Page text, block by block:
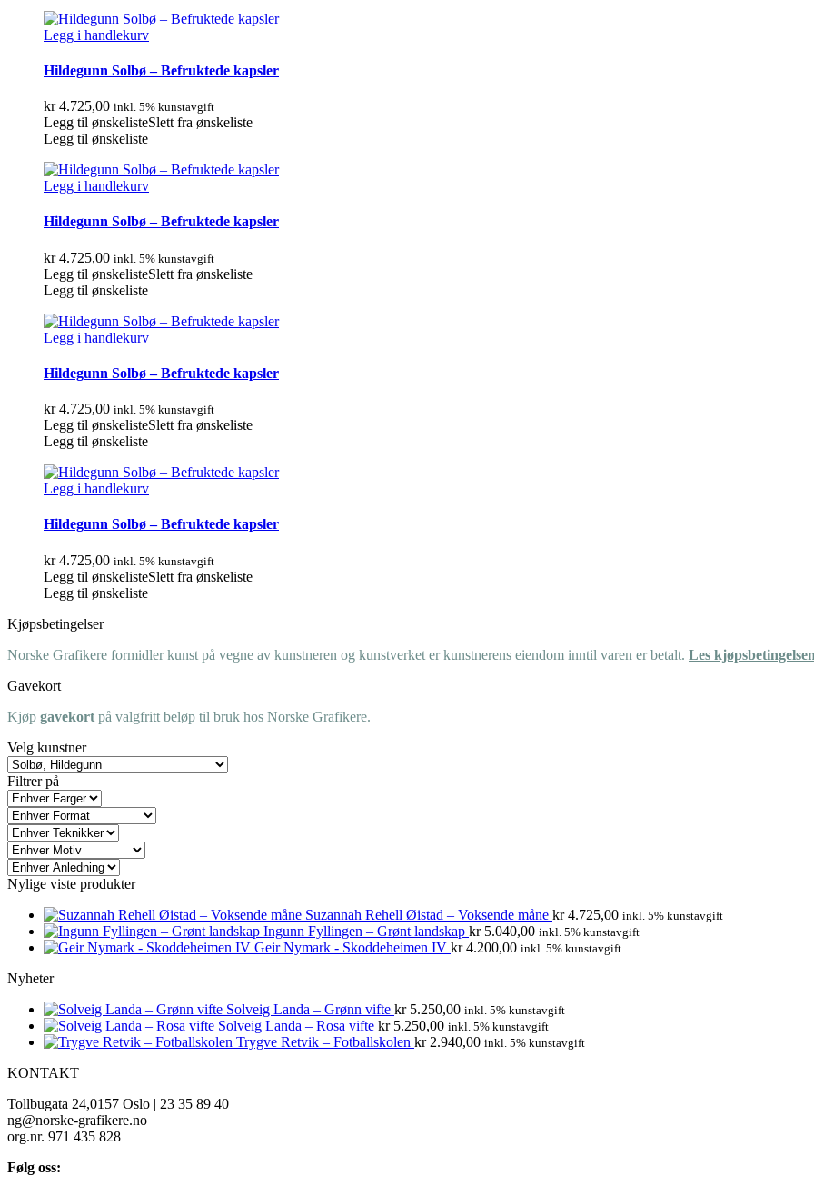
Legg i handlekurv
Hildegunn Solbø – Befruktede kapsler
kr4.725,00 inkl. 5% kunstavgift
Legg til ønskelisteSlett fra ønskeliste
Legg til ønskeliste
Legg i handlekurv
Hildegunn Solbø – Befruktede kapsler
kr4.725,00 inkl. 5% kunstavgift
Legg til ønskelisteSlett fra ønskeliste
Legg til ønskeliste
Legg i handlekurv
Hildegunn Solbø – Befruktede kapsler
kr4.725,00 inkl. 5% kunstavgift
Legg til ønskelisteSlett fra ønskeliste
Legg til ønskeliste
Legg i handlekurv
Hildegunn Solbø – Befruktede kapsler
kr4.725,00 inkl. 5% kunstavgift
Legg til ønskelisteSlett fra ønskeliste
Legg til ønskeliste
Kjøpsbetingelser
Norske Grafikere formidler kunst på vegne av kunstneren og kunstverket er kunstnerens eiendom inntil varen er betalt. Les
Gavekort
Kjøp gavekort på valgfritt beløp til bruk hos Norske Grafikere.
Velg kunstner
Filtrer på
Nylige viste produkter
Suzannah Rehell Øistad – Voksende måne kr4.725,00 inkl. 5% kunstavgift
Ingunn Fyllingen – Grønt landskap kr5.040,00 inkl. 5% kunstavgift
Geir Nymark - Skoddeheimen IV kr4.200,00 inkl. 5% kunstavgift
Nyheter
Solveig Landa – Grønn vifte kr5.250,00 inkl. 5% kunstavgift
Solveig Landa – Rosa vifte kr5.250,00 inkl. 5% kunstavgift
Trygve Retvik – Fotballskolen kr2.940,00 inkl. 5% kunstavgift
KONTAKT
Tollbugata 24,0157 Oslo | 23 35 89 40
ng@norske-grafikere.no
org.nr. 971 435 828
Følg oss: